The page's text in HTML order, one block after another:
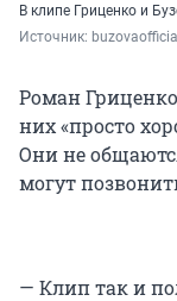
В клипе Гриценко и
Источник:
Роман
них «просто
Они не
могут
— Клип так и